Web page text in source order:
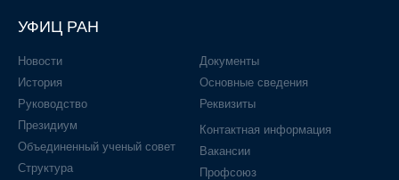
УФИЦ РАН
Новости
История
Руководство
Президиум
Объединенный ученый совет
Структура
Документы
Основные сведения
Реквизиты
Контактная информация
Вакансии
Профсоюз